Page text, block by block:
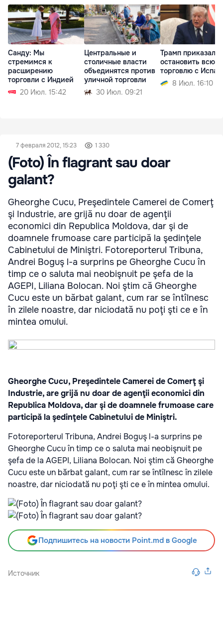
Санду: Мы
стремимся к
расширению
торговли с Индией
20 Июл. 15:42
Центральные и
столичные власти
объединятся против
уличной торговли
30 Июл. 09:21
Трамп приказал
остановить всю
торговлю с
8 Июл. 16:10
7 февраля 2012, 15:23 1 330
(Foto) În flagrant sau doar
galant?
Gheorghe Cucu, Preşedintele Camerei de Comerţ
şi Industrie, are grijă nu doar de agenţii
economici din Republica Moldova, dar şi de
doamnele frumoase care participă la şedinţele
Cabinetului de Miniştri. Fotoreporterul Tribuna,
Andrei Boguş l-a surprins pe Gheorghe Cucu în
timp ce o saluta mai neobişnuit pe şefa de la
AGEPI, Liliana Bolocan. Noi ştim că Gheorghe
Cucu este un bărbat galant, cum rar se întîlnesc
în zilele noastre, dar niciodată nu poţi şti ce e în
mintea omului.
Gheorghe Cucu, Preşedintele Camerei de Comerţ şi
Industrie, are grijă nu doar de agenţii economici din
Republica Moldova, dar şi de doamnele frumoase care
participă la şedinţele Cabinetului de Miniştri.
Fotoreporterul Tribuna, Andrei Boguş l-a surprins pe
Gheorghe Cucu în timp ce o saluta mai neobişnuit pe
şefa de la AGEPI, Liliana Bolocan. Noi ştim că Gheorghe
Cucu este un bărbat galant, cum rar se întîlnesc în zilele
noastre, dar niciodată nu poţi şti ce e în mintea omului.
Подпишитесь на новости Point.md в Google
Источник